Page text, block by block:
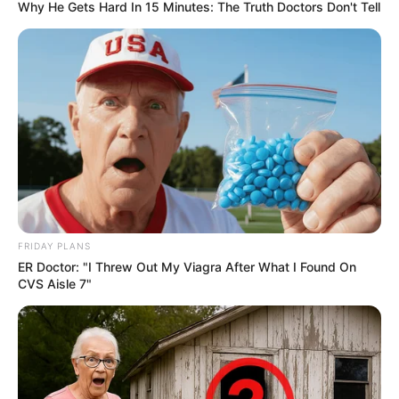
Öffnungszeiten und weitere Informationen über
die Insel Mainau im Internet:
www.mainau.de
Why He Gets Hard In 15 Minutes: The Truth Doctors Don't Tell
FRIDAY PLANS
ER Doctor: "I Threw Out My Viagra After What I Found On
CVS Aisle 7"